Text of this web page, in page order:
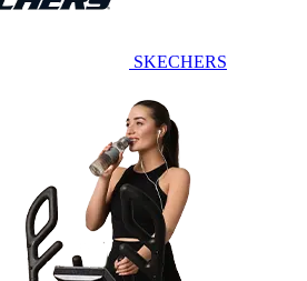
SKECHERS